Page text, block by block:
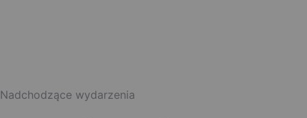
Nadchodzące wydarzenia